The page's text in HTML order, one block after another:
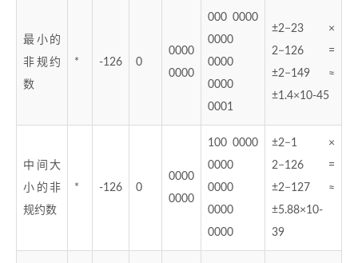
最小的
非规约
数
* -126 0
0000
0000
000 0000
0000
0000
0000
0001
±2−23 ×
2−126 =
±2−149 ≈
±1.4×10-45
中间大
小的非
规约数
* -126 0
0000
0000
100 0000
0000
0000
0000
0000
±2−1 ×
2−126 =
±2−127 ≈
±5.88×10-
39